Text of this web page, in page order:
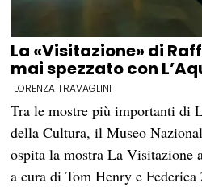
La «Visitazione» di
mai spezzato con
LORENZA TRAVAGLINI
Tra le mostre più importanti di
della Cultura, il Museo
ospita la mostra La Visitazione
a cura di Tom Henry e